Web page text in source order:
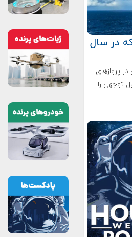
که در سال
در پروازهای
توجهی را